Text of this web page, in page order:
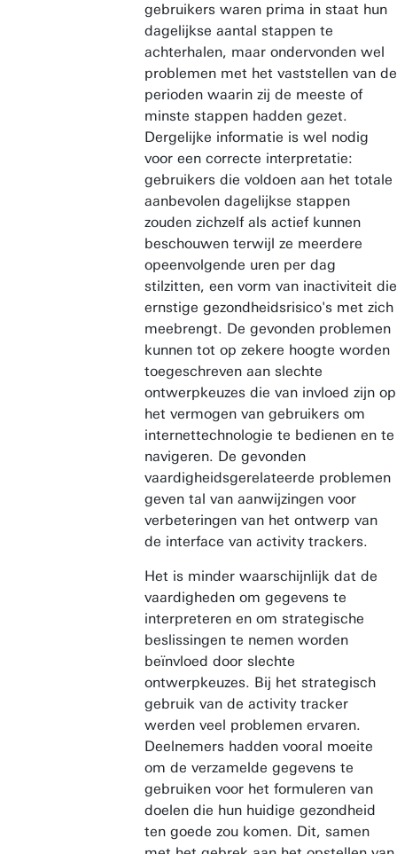
gebruikers waren prima in staat hun
dagelijkse aantal stappen te
achterhalen, maar ondervonden wel
problemen met het vaststellen van de
perioden waarin zij de meeste of
minste stappen hadden gezet.
Dergelijke informatie is wel nodig
voor een correcte interpretatie:
gebruikers die voldoen aan het totale
aanbevolen dagelijkse stappen
zouden zichzelf als actief kunnen
beschouwen terwijl ze meerdere
opeenvolgende uren per dag
stilzitten, een vorm van inactiviteit die
ernstige gezondheidsrisico's met zich
meebrengt. De gevonden problemen
kunnen tot op zekere hoogte worden
toegeschreven aan slechte
ontwerpkeuzes die van invloed zijn op
het vermogen van gebruikers om
internettechnologie te bedienen en te
navigeren. De gevonden
vaardigheidsgerelateerde problemen
geven tal van aanwijzingen voor
verbeteringen van het ontwerp van
de interface van activity trackers.
Het is minder waarschijnlijk dat de
vaardigheden om gegevens te
interpreteren en om strategische
beslissingen te nemen worden
beïnvloed door slechte
ontwerpkeuzes. Bij het strategisch
gebruik van de activity tracker
werden veel problemen ervaren.
Deelnemers hadden vooral moeite
om de verzamelde gegevens te
gebruiken voor het formuleren van
doelen die hun huidige gezondheid
ten goede zou komen. Dit, samen